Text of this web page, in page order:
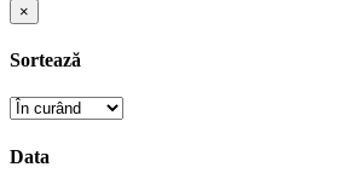
×
Sortează
Data